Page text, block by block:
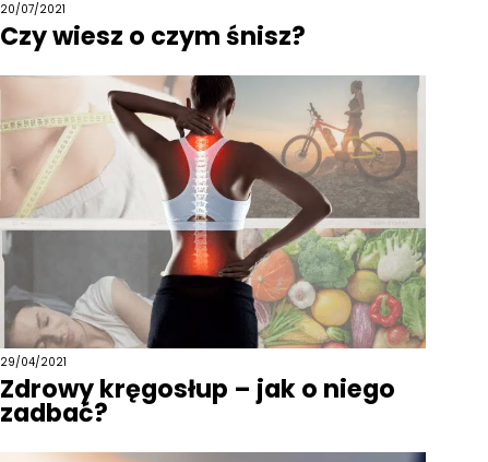
20/07/2021
Czy wiesz o czym śnisz?
29/04/2021
Zdrowy kręgosłup – jak o niego
zadbać?